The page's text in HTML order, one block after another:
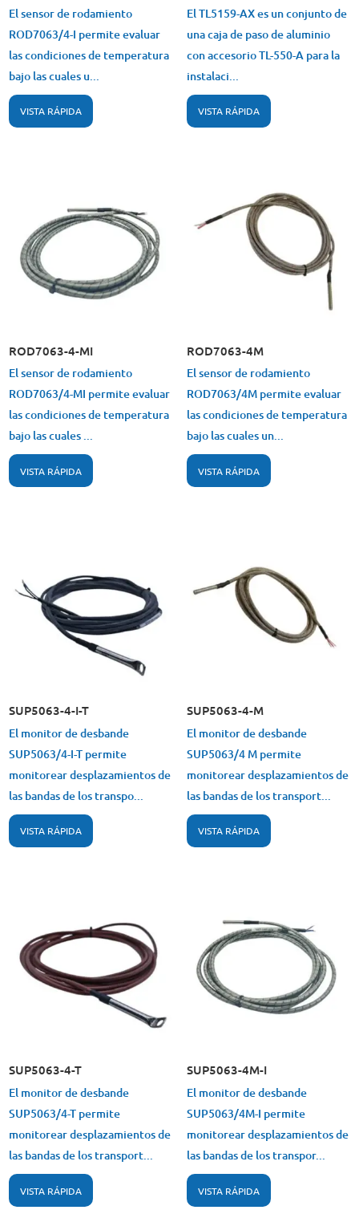
El sensor de rodamiento
ROD7063/4-I permite evaluar
las condiciones de temperatura
bajo las cuales u...
VISTA RÁPIDA
El TL5159-AX es un conjunto de
una caja de paso de aluminio
con accesorio TL-550-A para la
instalaci...
VISTA RÁPIDA
ROD7063-4-MI
El sensor de rodamiento
ROD7063/4-MI permite evaluar
las condiciones de temperatura
bajo las cuales ...
VISTA RÁPIDA
ROD7063-4M
El sensor de rodamiento
ROD7063/4M permite evaluar
las condiciones de temperatura
bajo las cuales un...
VISTA RÁPIDA
SUP5063-4-I-T
El monitor de desbande
SUP5063/4-I-T permite
monitorear desplazamientos de
las bandas de los transpo...
VISTA RÁPIDA
SUP5063-4-M
El monitor de desbande
SUP5063/4 M permite
monitorear desplazamientos de
las bandas de los transport...
VISTA RÁPIDA
SUP5063-4-T
El monitor de desbande
SUP5063/4-T permite
monitorear desplazamientos de
las bandas de los transport...
VISTA RÁPIDA
SUP5063-4M-I
El monitor de desbande
SUP5063/4M-I permite
monitorear desplazamientos de
las bandas de los transpor...
VISTA RÁPIDA